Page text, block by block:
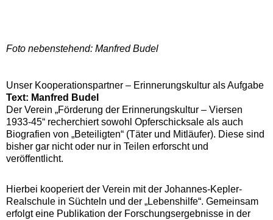
Foto nebenstehend: Manfred Budel
Unser Kooperationspartner – Erinnerungskultur als Aufgabe
Text: Manfred Budel
Der Verein „Förderung der Erinnerungskultur – Viersen
1933-45“ recherchiert sowohl Opferschicksale als auch
Biografien von „Beteiligten“ (Täter und Mitläufer). Diese sind
bisher gar nicht oder nur in Teilen erforscht und
veröffentlicht.
Hierbei kooperiert der Verein mit der Johannes-Kepler-
Realschule in Süchteln und der „Lebenshilfe“. Gemeinsam
erfolgt eine Publikation der Forschungsergebnisse in der